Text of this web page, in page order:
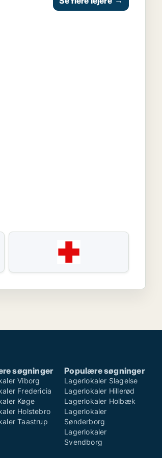
søgninger
Viborg
Fredericia
Køge
Holstebro
Taastrup
Populære søgninger
Lagerlokaler Slagelse
Lagerlokaler Hillerød
Lagerlokaler Holbæk
Lagerlokaler
Sønderborg
Lagerlokaler
Svendborg